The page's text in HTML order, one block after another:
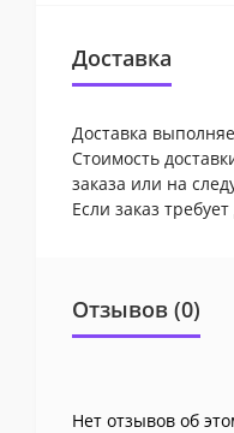
Доставка
Доставка
Стоимость
заказа или на
Если заказ
Отзывов (0)
Нет отзывов об